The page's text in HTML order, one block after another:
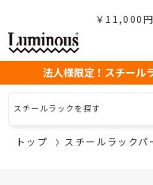
￥11,000
法人様限定！スチール
スチールラックを探す
トップ スチールラックパ